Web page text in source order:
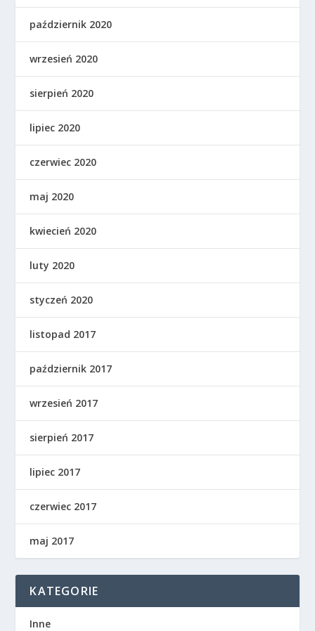
październik 2020
wrzesień 2020
sierpień 2020
lipiec 2020
czerwiec 2020
maj 2020
kwiecień 2020
luty 2020
styczeń 2020
listopad 2017
październik 2017
wrzesień 2017
sierpień 2017
lipiec 2017
czerwiec 2017
maj 2017
KATEGORIE
Inne